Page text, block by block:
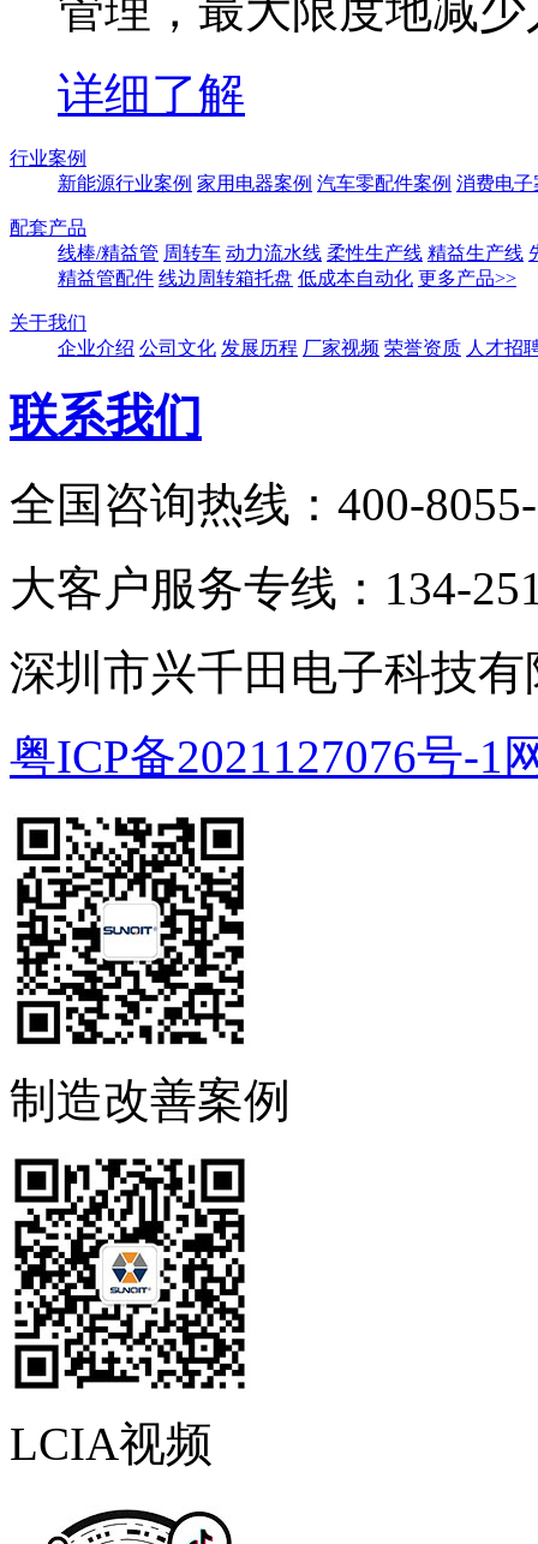
详细了解
行业案例
新能源行业案例 家用电器案例 汽车零配件案例 消费电子
配套产品
线棒/精益管 周转车 动力流水线 柔性生产线 精益生产线
精益管配件 线边周转箱托盘 低成本自动化 更多产品>>
关于我们
企业介绍 公司文化 发展历程 厂家视频 荣誉资质 人才招
联系我们
全国咨询热线：400-
大客户服务专线：134-
深圳市兴千田电子科技
粤ICP备2021127076号-1
制造改善案例
LCIA视频